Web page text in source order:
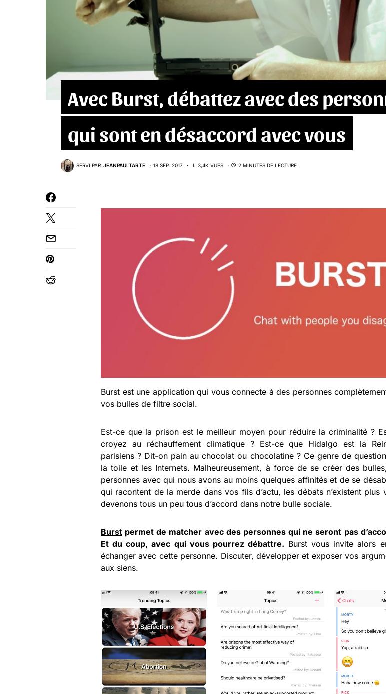
Avec Burst, débattez avec des
qui sont en désaccord avec vous
SERVI PAR JEANPAULTARTE 18 SEP. 2017 3,4K VUES 2 MINUTES DE LECTURE
Burst est une application qui vous connecte à des personnes
vos bulles de filtre social.
Est-ce que la prison est le meilleur moyen pour réduire la criminalité ?
croyez au réchauffement climatique ? Est-ce que Hidalgo est la
parisiens ? Dit-on pain au chocolat ou chocolatine ? Ce genre de
la toile et les Internets. Malheureusement, à force de se créer des
personnes avec qui nous avons au moins quelques affinités et de se
qui racontent de la merde dans vos fils d’actu, les débats n’existent plus
devenons tous un peu tous d’accord dans notre bulle sociale.
Burst permet de matcher avec des personnes qui ne seront pas
Et du coup, avec qui vous pourrez débattre. Burst vous invite alors
échanger avec cette personne. Discuter, développer et exposer vos
aux siens.